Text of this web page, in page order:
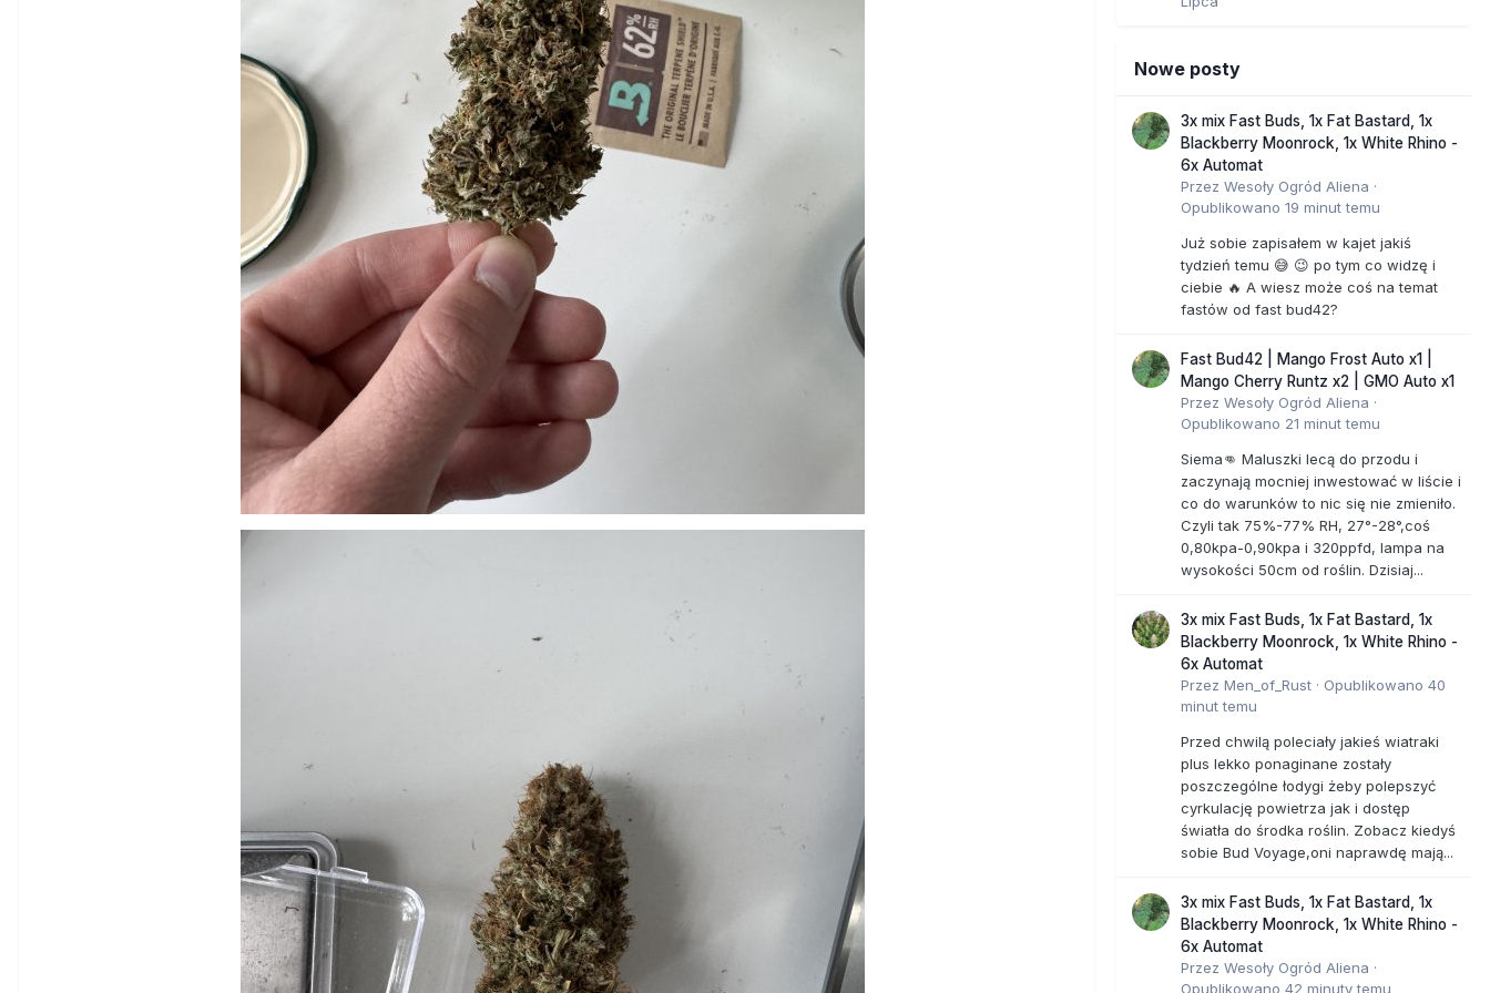
Nowe posty
3x mix Fast Buds, 1x Fat Bastard, 1x
Blackberry Moonrock, 1x White Rhino -
6x Automat
Przez Wesoły Ogród Aliena ·
Opublikowano 19 minut temu
Już sobie zapisałem w kajet jakiś
tydzień temu 😅 😉 po tym co widzę i
ciebie 🔥 A wiesz może coś na temat
fastów od fast bud42?
Fast Bud42 | Mango Frost Auto x1 |
Mango Cherry Runtz x2 | GMO Auto x1
Przez Wesoły Ogród Aliena ·
Opublikowano 21 minut temu
Siema👊 Maluszki lecą do przodu i
zaczynają mocniej inwestować w liście i
co do warunków to nic się nie zmieniło.
Czyli tak 75%-77% RH, 27°-28°,coś
0,80kpa-0,90kpa i 320ppfd, lampa na
wysokości 50cm od roślin. Dzisiaj...
3x mix Fast Buds, 1x Fat Bastard, 1x
Blackberry Moonrock, 1x White Rhino -
6x Automat
Przez Men_of_Rust · Opublikowano 40
minut temu
Przed chwilą poleciały jakieś wiatraki
plus lekko ponaginane zostały
poszczególne łodygi żeby polepszyć
cyrkulację powietrza jak i dostęp
światła do środka roślin. Zobacz kiedyś
sobie Bud Voyage,oni naprawdę mają...
3x mix Fast Buds, 1x Fat Bastard, 1x
Blackberry Moonrock, 1x White Rhino -
6x Automat
Przez Wesoły Ogród Aliena ·
Opublikowano 42 minuty temu